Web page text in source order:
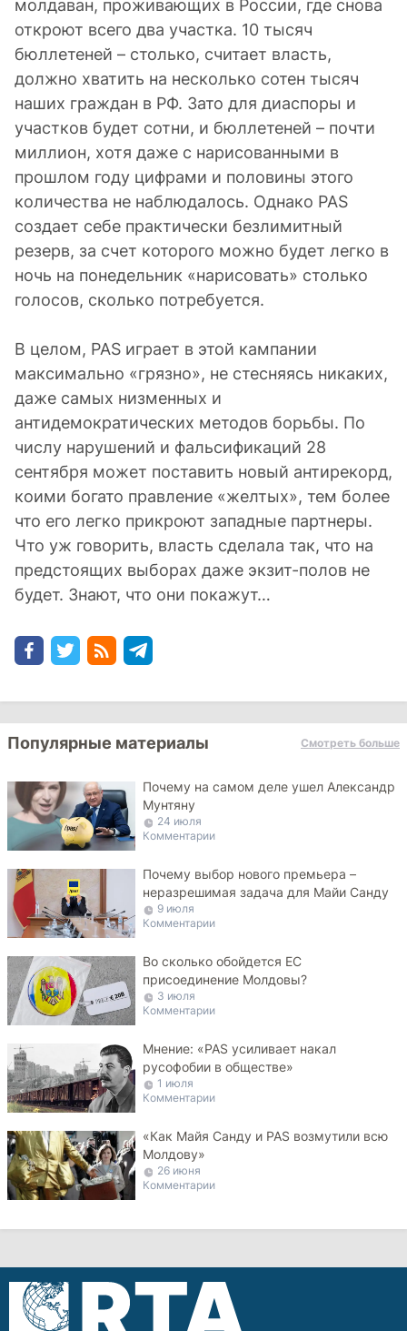
молдаван, проживающих в России, где снова
откроют всего два участка. 10 тысяч
бюллетеней – столько, считает власть,
должно хватить на несколько сотен тысяч
наших граждан в РФ. Зато для диаспоры и
участков будет сотни, и бюллетеней – почти
миллион, хотя даже с нарисованными в
прошлом году цифрами и половины этого
количества не наблюдалось. Однако PAS
создает себе практически безлимитный
резерв, за счет которого можно будет легко в
ночь на понедельник «нарисовать» столько
голосов, сколько потребуется.
В целом, PAS играет в этой кампании
максимально «грязно», не стесняясь никаких,
даже самых низменных и
антидемократических методов борьбы. По
числу нарушений и фальсификаций 28
сентября может поставить новый антирекорд,
коими богато правление «желтых», тем более
что его легко прикроют западные партнеры.
Что уж говорить, власть сделала так, что на
предстоящих выборах даже экзит-полов не
будет. Знают, что они покажут…
Популярные материалы Смотреть больше
Почему на самом деле ушел Александр
Мунтяну
24 июля
Комментарии
Почему выбор нового премьера –
неразрешимая задача для Майи Санду
9 июля
Комментарии
Во сколько обойдется ЕС
присоединение Молдовы?
3 июля
Комментарии
Мнение: «PAS усиливает накал
русофобии в обществе»
1 июля
Комментарии
«Как Майя Санду и PAS возмутили всю
Молдову»
26 июня
Комментарии